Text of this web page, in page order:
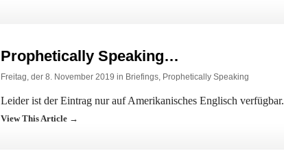
Prophetically Speaking…
Freitag, der 8. November 2019 in Briefings, Prophetically Speaking
Leider ist der Eintrag nur auf Amerikanisches Englisch verfügbar.
View This Article →